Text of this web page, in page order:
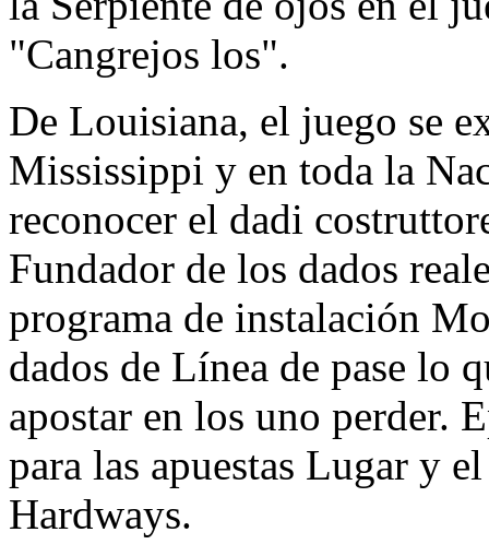
"Cangrejos los".
De Louisiana, el juego se
Mississippi y en toda la
reconocer el dadi
Fundador de los dados
programa de instalación
dados de Línea de pase lo
apostar en los uno perder.
para las apuestas Lugar y
Hardways.